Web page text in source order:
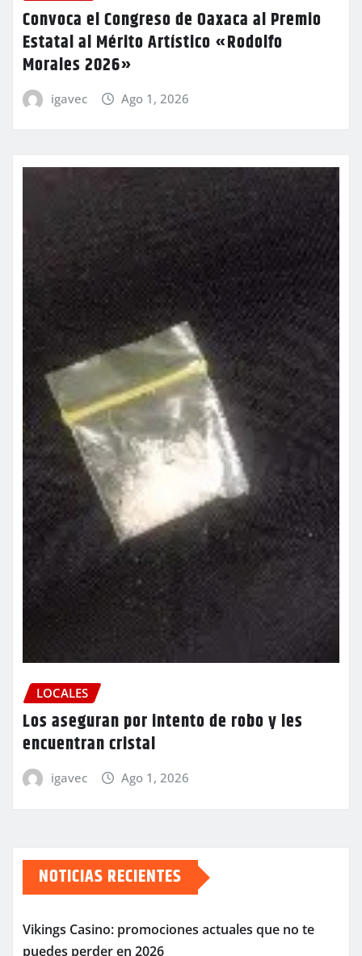
Convoca el Congreso de Oaxaca al Premio
Estatal al Mérito Artístico «Rodolfo
Morales 2026»
igavec Ago 1, 2026
LOCALES
Los aseguran por intento de robo y les
encuentran cristal
igavec Ago 1, 2026
NOTICIAS RECIENTES
Vikings Casino: promociones actuales que no te
puedes perder en 2026